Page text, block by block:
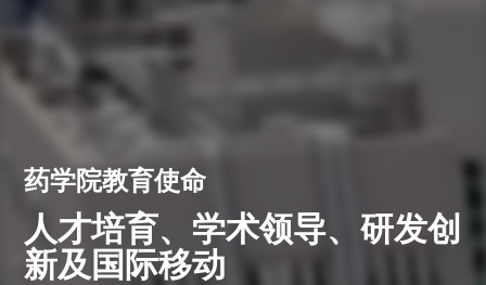
药学院教育使命
人才培育、学术领导、研发创
新及国际移动